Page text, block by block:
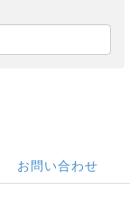
お問い合わせ